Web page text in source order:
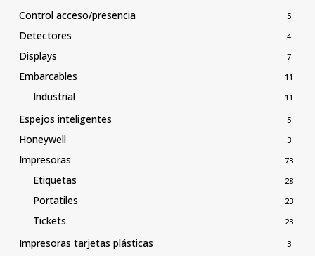
Control acceso/presencia 5
Detectores 4
Displays 7
Embarcables 11
Industrial 11
Espejos inteligentes 5
Honeywell 3
Impresoras 73
Etiquetas 28
Portatiles 23
Tickets 23
Impresoras tarjetas plásticas 3